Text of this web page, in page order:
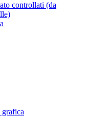
controllati (da
grafica